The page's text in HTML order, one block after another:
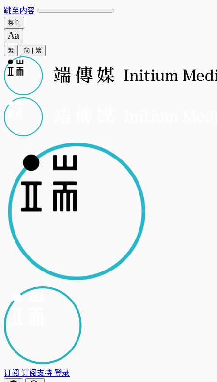
跳至内容
菜单
繁 简 繁
订阅 订阅支持登录